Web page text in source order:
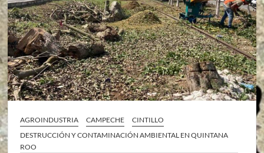
AGROINDUSTRIA CAMPECHE
CINTILLO
DESTRUCCIÓN Y CONTAMINACIÓN AMBIENTAL EN QUINTANA
ROO